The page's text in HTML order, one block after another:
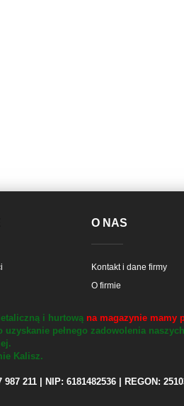
O NAS
Kontakt i dane firmy
O firmie
i hurtową na magazynie mamy
uzyskanie pełnego zadowolenia
Kalisz.
211 | NIP: 6181482536 | REGON: